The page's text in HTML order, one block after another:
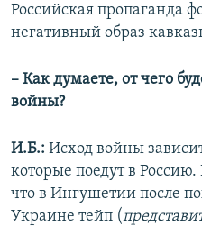
Российская пропаганда
негативный образ
– Как думаете, от чего
войны?
И.Б.: Исход войны
которые поедут в
что в Ингушетии после
Украине тейп (